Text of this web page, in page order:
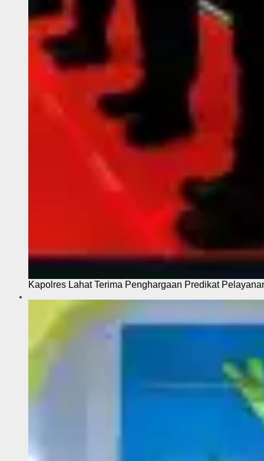
Kapolres Lahat Terima Penghargaan Predikat